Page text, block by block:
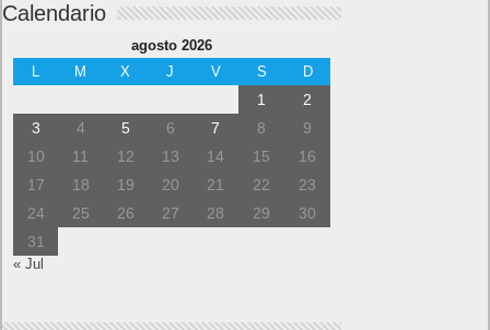
Calendario
agosto 2026
L
M X J V S D
1
2
3
4 5 6 7 8
9
10
11 12 13 14 15
16
17
18 19 20 21 22
23
24
25 26 27 28 29
30
31
« Jul